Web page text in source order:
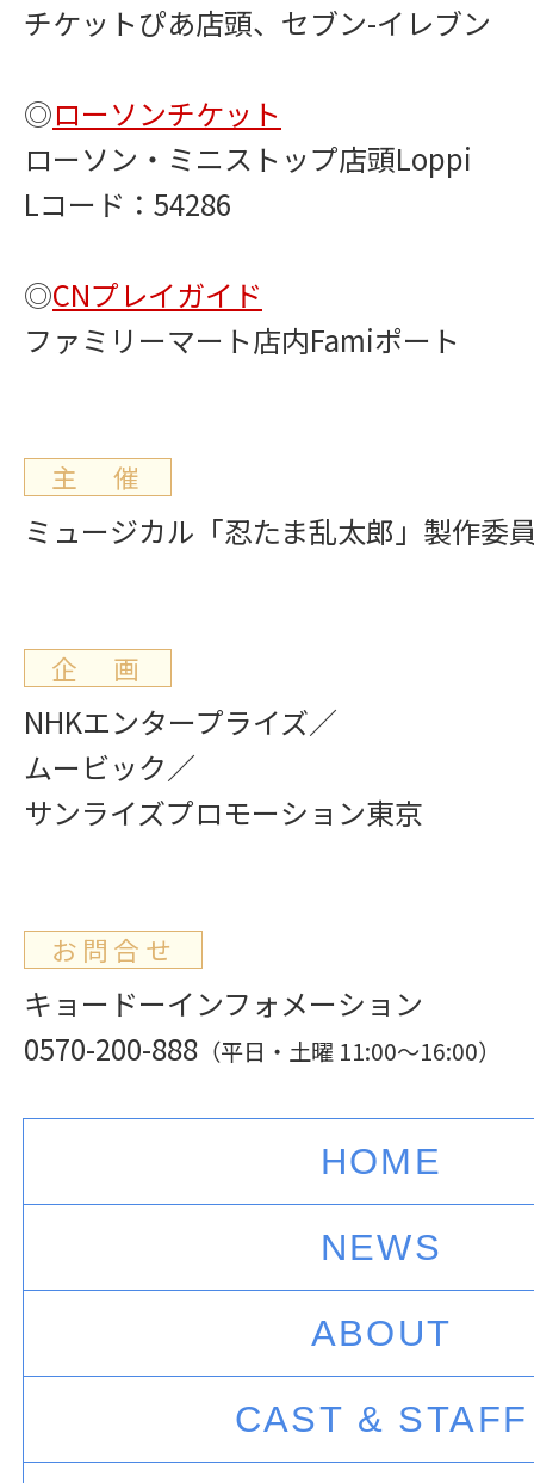
チケットぴあ店頭、セブン-イレブン
◎ローソンチケット
ローソン・ミニストップ店頭Loppi
Lコード：54286
◎CNプレイガイド
ファミリーマート店内Famiポート
主 催
ミュージカル「忍たま乱太郎」製作委
企 画
NHKエンタープライズ／
ムービック／
サンライズプロモーション東京
お問合せ
キョードーインフォメーション
0570-200-888 （平日・土曜 11:00～16:00）
HOME
NEWS
ABOUT
CAST & STAFF